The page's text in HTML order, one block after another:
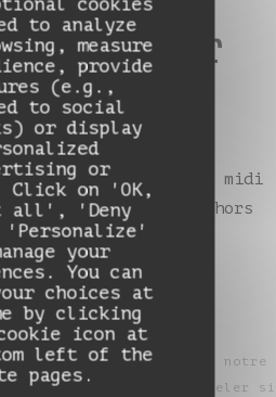
cookies
to analyze
measure
provide
(e.g.,
to social
or display
or
Click on 'OK,
all', 'Deny
your
You can
choices at
by clicking
icon at
left of the
pages.
uniquement le midi
jeudi et vendredi) hors
fériés
et des saisons, notre
Veillez nous appeler si
de Monceaux